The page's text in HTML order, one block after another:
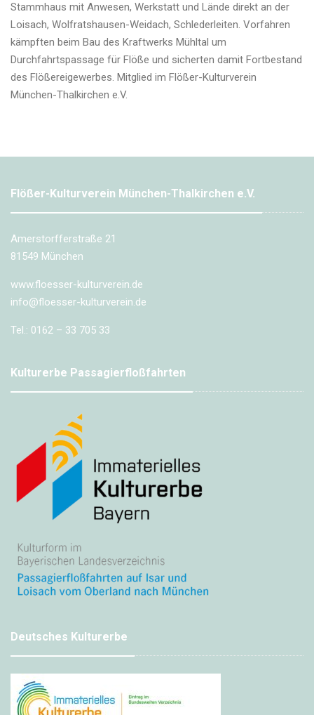
Stammhaus mit Anwesen, Werkstatt und Lände direkt an der
Loisach, Wolfratshausen-Weidach, Schlederleiten. Vorfahren
kämpften beim Bau des Kraftwerks Mühltal um
Durchfahrtspassage für Flöße und sicherten damit Fortbestand
des Flößereigewerbes. Mitglied im Flößer-Kulturverein
München-Thalkirchen e.V.
Flößer-Kulturverein München-Thalkirchen e.V.
Amerstorfferstraße 21
81549 München
www.floesser-kulturverein.de
info@floesser-kulturverein.de
Tel.: 0162 – 33 705 33
Kulturerbe Passagierfloßfahrten
Deutsches Kulturerbe